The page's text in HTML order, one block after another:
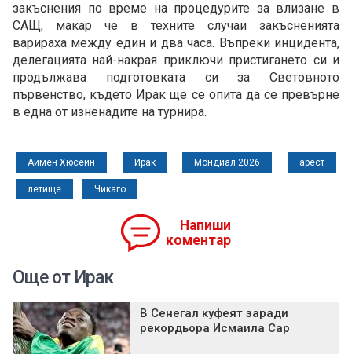
закъснения по време на процедурите за влизане в
САЩ, макар че в техните случаи закъсненията
варираха между един и два часа. Въпреки инцидента,
делегацията най-накрая приключи пристигането си и
продължава подготовката си за Световното
първенство, където Ирак ще се опита да се превърне
в една от изненадите на турнира.
Аймен Хюсеин Ирак Мондиал 2026 арест
летище Чикаго
Напиши
коментар
Още от Ирак
В Сенегал куфеят заради
рекордьора Исмаила Сар